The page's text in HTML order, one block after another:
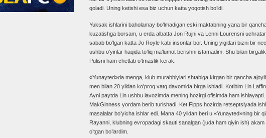
qoladi. Uning ketishi esa biz uchun katta yoqotish bo’ldi.
Yuksak ishlarini baholamay bo’lmadigan eski maktabning yana bir
kuzatishga borsam, u erda albatta Jon Rujni va Lenni Lourensni
sabab bo’lgan katta Jo Royle kabi insonlar bor. Uning yigitlari bizni bir
ushbu o’yinlar haqida to’liq ma’lumot berishni istamadim. Shu bilan
Pulisni ham chetlab o’tmaslik kerak.
«Yunayted»da menga, klub murabbiylari shtabiga kirgan bir qancha
men bilan 20 yildan ko’proq vatq davomida birga ishladi. Kotibim Lin
Ayni paytda Lin ushbu lavozimda mening hozirgi ofisimda ham
MakGinness yordam berib turishadi. Ket Fipps hozirda retseptsiyada
masalalar bo’yicha ishlar edi. Mana 40 yildan beri u «Yunayted»ning bir
Rayanni, klubning evropadagi skauti sanalgan (juda ham qiyin ish)
o’tgan bo’lardim.